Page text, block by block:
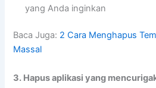
yang Anda inginkan
Baca Juga: 2 Cara Menghapus
Massal
3. Hapus aplikasi yang